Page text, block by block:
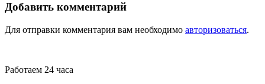
Добавить комментарий
Для отправки комментария вам необходимо авторизоваться.
Работаем 24 часа